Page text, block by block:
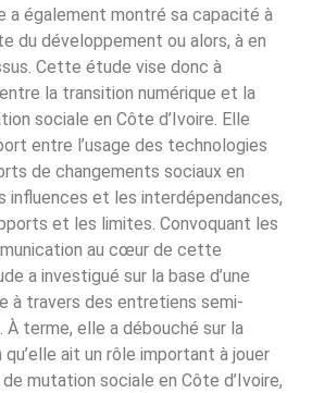
a également montré sa capacité à
du développement ou alors, à en
Cette étude vise donc à
la transition numérique et la
sociale en Côte d’Ivoire. Elle
entre l’usage des technologies
de changements sociaux en
influences et les interdépendances,
et les limites. Convoquant les
au cœur de cette
a investigué sur la base d’une
à travers des entretiens semi-
terme, elle a débouché sur la
ait un rôle important à jouer
mutation sociale en Côte d’Ivoire,